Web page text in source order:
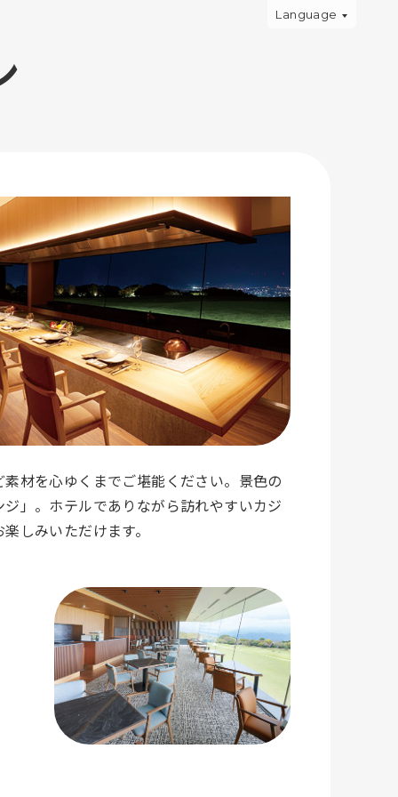
Language
材を心ゆくまでご堪能ください。景色の
」。ホテルでありながら訪れやすいカジ
しみいただけます。